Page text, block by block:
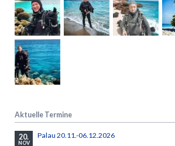
Aktuelle Termine
20.
NOV
Palau 20.11.-06.12.2026